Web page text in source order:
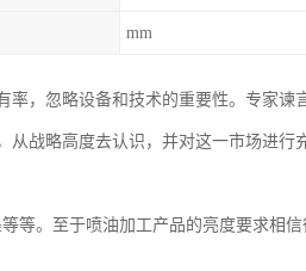
mm
，忽略设备和技术的重要性。专家谏
战略高度去认识，并对这一市场进行
等。至于喷油加工产品的亮度要求相信